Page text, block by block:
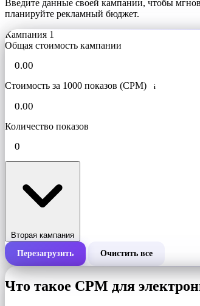
Введите данные своей кампании, чтобы
планируйте рекламный бюджет.
Кампания 1
Общая стоимость кампании
Стоимость за 1000 показов (CPM) i
Количество показов
Вторая кампания
Общая стоимость кампании
Перезагрузить Очистить все
Что такое CPM для